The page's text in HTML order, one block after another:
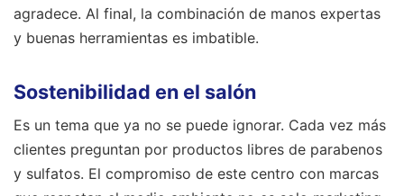
agradece. Al final, la combinación de manos expertas
y buenas herramientas es imbatible.
Sostenibilidad en el salón
Es un tema que ya no se puede ignorar. Cada vez más
clientes preguntan por productos libres de parabenos
y sulfatos. El compromiso de este centro con marcas